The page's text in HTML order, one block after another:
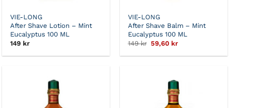
VIE-LONG
After Shave Lotion – Mint
Eucalyptus 100 ML
149 kr
VIE-LONG
After Shave Balm – Mint
Eucalyptus 100 ML
149kr Det
priset
59,60 krDet
priset